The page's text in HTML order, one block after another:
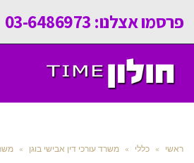
פרסמו אצלנו: 03-6486973
ראשי » כללי » משרד עורכי דין אבישי בוגן »